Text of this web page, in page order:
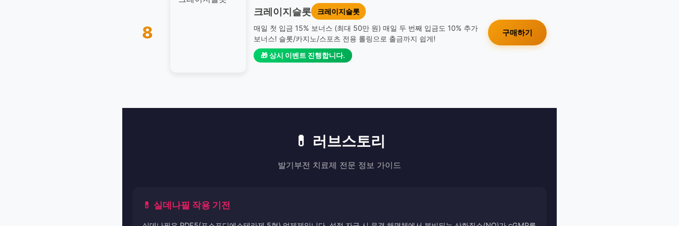
8
크레이지슬롯
크레이지슬롯
매일 첫 입금 15% 보너스 (최대 50만 원) 매일 두 번째 입금도 10% 추가
보너스! 슬롯/카지노/스포츠 전용 롤링으로 출금까지 쉽게!
🎁 상시 이벤트 진행합니다.
구매하기
💊 러브스토리
발기부전 치료제 전문 정보 가이드
💊 실데나필 작용 기전